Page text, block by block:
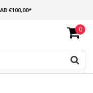
€100,00*
VERSAND AM SELBEN TAG 0